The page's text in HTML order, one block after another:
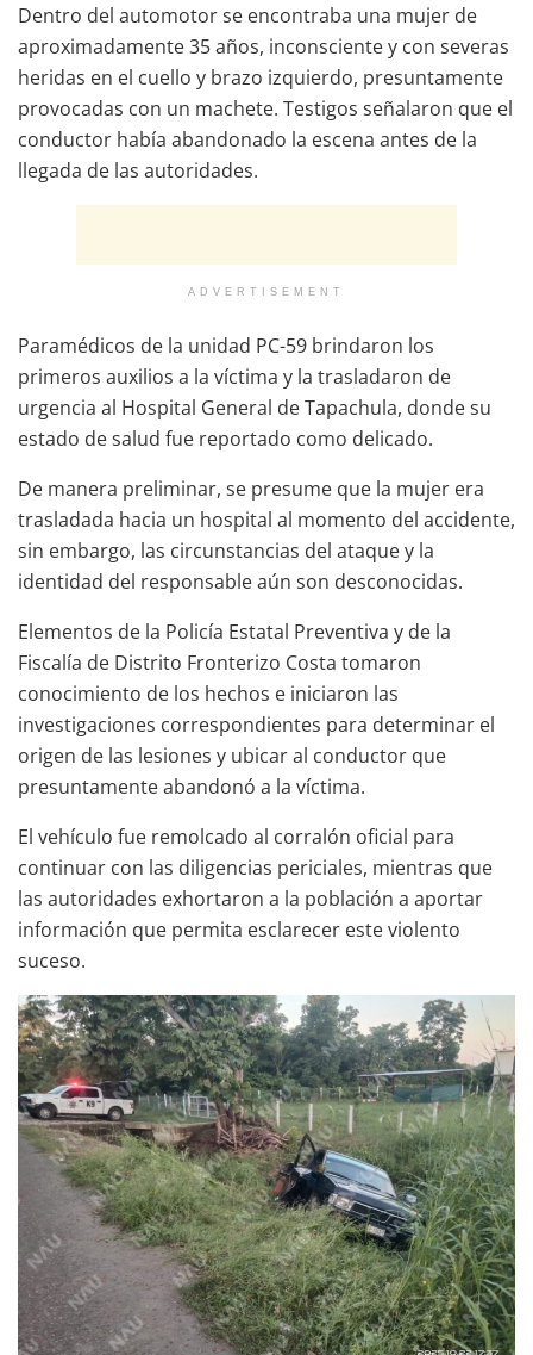
Dentro del automotor se encontraba una mujer de
aproximadamente 35 años, inconsciente y con severas
heridas en el cuello y brazo izquierdo, presuntamente
provocadas con un machete. Testigos señalaron que el
conductor había abandonado la escena antes de la
llegada de las autoridades.
ADVERTISEMENT
Paramédicos de la unidad PC-59 brindaron los
primeros auxilios a la víctima y la trasladaron de
urgencia al Hospital General de Tapachula, donde su
estado de salud fue reportado como delicado.
De manera preliminar, se presume que la mujer era
trasladada hacia un hospital al momento del accidente,
sin embargo, las circunstancias del ataque y la
identidad del responsable aún son desconocidas.
Elementos de la Policía Estatal Preventiva y de la
Fiscalía de Distrito Fronterizo Costa tomaron
conocimiento de los hechos e iniciaron las
investigaciones correspondientes para determinar el
origen de las lesiones y ubicar al conductor que
presuntamente abandonó a la víctima.
El vehículo fue remolcado al corralón oficial para
continuar con las diligencias periciales, mientras que
las autoridades exhortaron a la población a aportar
información que permita esclarecer este violento
suceso.